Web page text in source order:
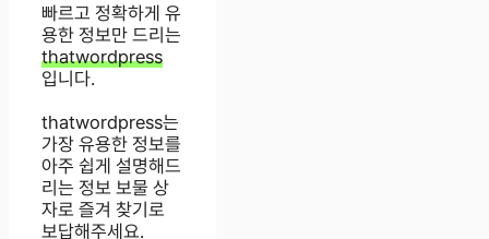
빠르고 정확하게 유
용한 정보만 드리는
thatwordpress
입니다.
thatwordpress는
가장 유용한 정보를
아주 쉽게 설명해드
리는 정보 보물 상
자로 즐겨 찾기로
보답해주세요.